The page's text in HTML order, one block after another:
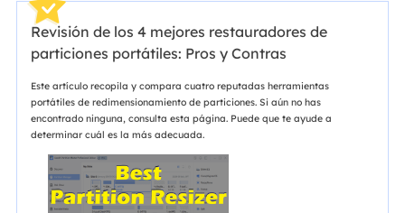
Revisión de los 4 mejores restauradores de
particiones portátiles: Pros y Contras
Este artículo recopila y compara cuatro reputadas herramientas
portátiles de redimensionamiento de particiones. Si aún no has
encontrado ninguna, consulta esta página. Puede que te ayude a
determinar cuál es la más adecuada.